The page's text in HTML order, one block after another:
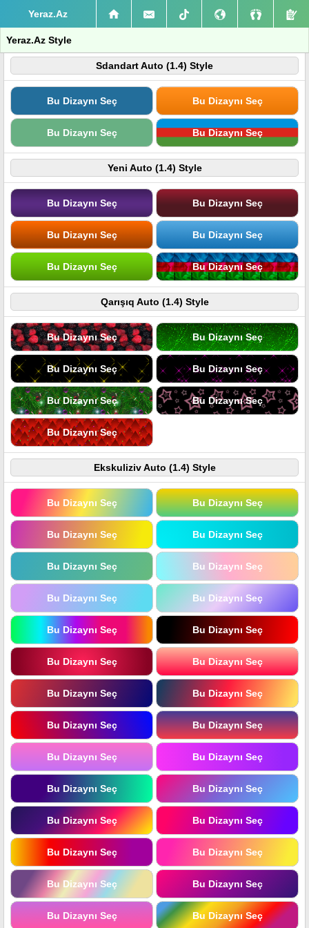
Yeraz.Az
Yeraz.Az Style
Sdandart Auto (1.4) Style
Bu Dizaynı Seç Bu Dizaynı Seç
Bu Dizaynı Seç Bu Dizaynı Seç
Yeni Auto (1.4) Style
Bu Dizaynı Seç Bu Dizaynı Seç
Bu Dizaynı Seç Bu Dizaynı Seç
Bu Dizaynı Seç Bu Dizaynı Seç
Qarışıq Auto (1.4) Style
Bu Dizaynı Seç Bu Dizaynı Seç
Bu Dizaynı Seç Bu Dizaynı Seç
Bu Dizaynı Seç Bu Dizaynı Seç
Bu Dizaynı Seç
Ekskuliziv Auto (1.4) Style
Bu Dizaynı Seç Bu Dizaynı Seç
Bu Dizaynı Seç Bu Dizaynı Seç
Bu Dizaynı Seç Bu Dizaynı Seç
Bu Dizaynı Seç Bu Dizaynı Seç
Bu Dizaynı Seç Bu Dizaynı Seç
Bu Dizaynı Seç Bu Dizaynı Seç
Bu Dizaynı Seç Bu Dizaynı Seç
Bu Dizaynı Seç Bu Dizaynı Seç
Bu Dizaynı Seç Bu Dizaynı Seç
Bu Dizaynı Seç Bu Dizaynı Seç
Bu Dizaynı Seç Bu Dizaynı Seç
Bu Dizaynı Seç Bu Dizaynı Seç
Bu Dizaynı Seç Bu Dizaynı Seç
Bu Dizaynı Seç Bu Dizaynı Seç